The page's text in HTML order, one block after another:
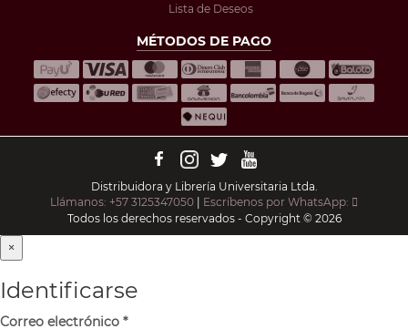
Lista de Deseos
MÉTODOS DE PAGO
Distribuidora y Librería Universitaria Ltda.
Llámanos: +57 3125347050 | Escríbenos por WhatsApp:
Todos los derechos reservados - Copyright © 2026
×
Identificarse
Correo electrónico *